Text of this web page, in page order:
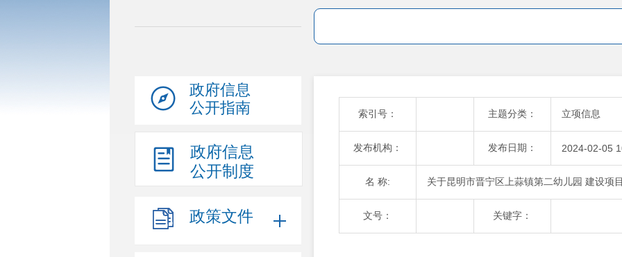
政府信息
公开指南
政府信息
公开制度
政策文件
索引号： 主题分类： 立项信息
发布机构： 发布日期： 2024-02-05
名 称: 关于昆明市晋宁区上蒜镇第二幼儿园 建设项
文号： 关键字：